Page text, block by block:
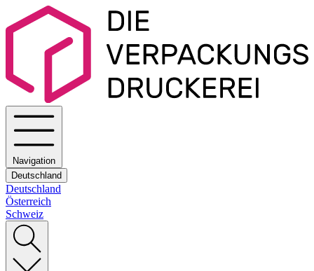
Navigation
Deutschland
Deutschland
Österreich
Schweiz